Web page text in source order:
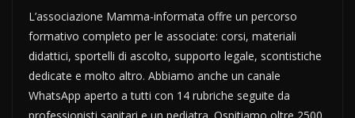
L’associazione Mamma-informata offre un percorso
formativo completo per le associate: corsi, materiali
didattici, sportelli di ascolto, supporto legale, scontistiche
dedicate e molto altro. Abbiamo anche un canale
WhatsApp aperto a tutti con 14 rubriche seguite da